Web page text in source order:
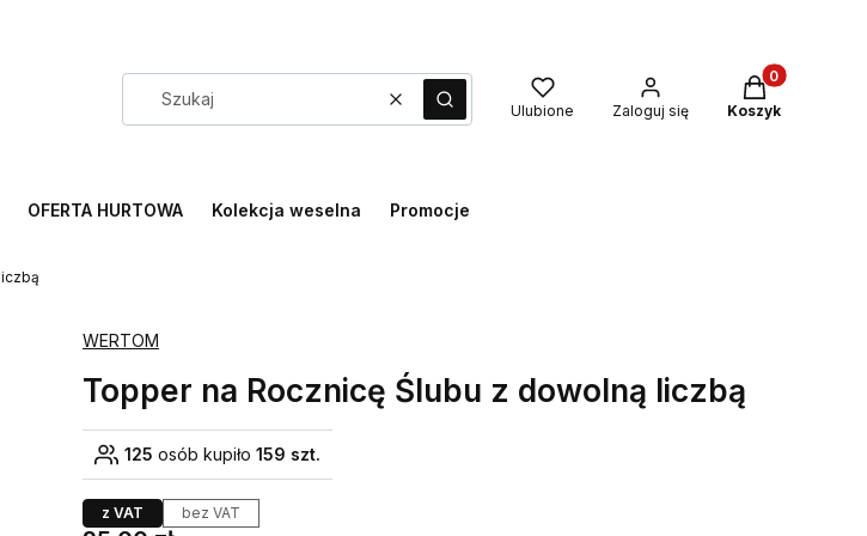
WyczyśćSzukaj Ulubione Zaloguj się
Produkty w
Koszyk
OFERTA HURTOWA Kolekcja weselna Promocje
WERTOM
Topper na Rocznicę Ślubu z dowolną liczbą
125 osób kupiło 159 szt.
z VAT bez VAT